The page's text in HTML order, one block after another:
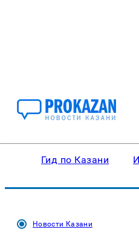
Гид по Казани
Новости Казани